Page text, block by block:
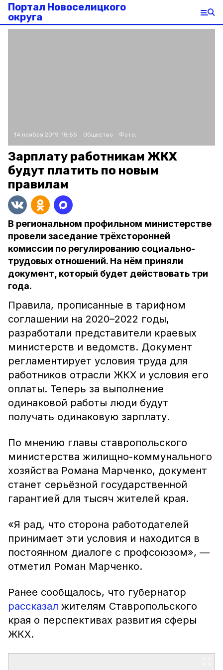
Портал Новоселицкого
округа
14 ноября 2019, 18:55 Общество Фото:
Зарплату работникам ЖКХ
будут платить по новым
правилам
В региональном профильном министерстве
провели заседание трёхсторонней
комиссии по регулированию социально-
трудовых отношений. На нём приняли
документ, который будет действовать три
года.
Правила, прописанные в тарифном
соглашении на 2020–2022 годы,
разработали представители краевых
министерств и ведомств. Документ
регламентирует условия труда для
работников отрасли ЖКХ и условия его
оплаты. Теперь за выполнение
одинаковой работы люди будут
получать одинаковую зарплату.
По мнению главы ставропольского
министерства жилищно-коммунального
хозяйства Романа Марченко, документ
станет серьёзной государственной
гарантией для тысяч жителей края.
«Я рад, что сторона работодателей
принимает эти условия и находится в
постоянном диалоге с профсоюзом», —
отметил Роман Марченко.
Ранее сообщалось, что губернатор
рассказал жителям Ставропольского
края о перспективах развития сферы
ЖКХ.